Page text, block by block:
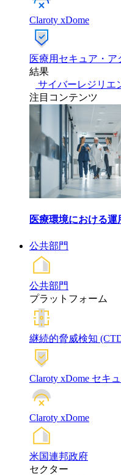
Claroty xDome
医療用セキュア・ア
結果
サイバーレジリエ
注目コンテンツ
医療環境における
公共部門
公共部門
プラットフォーム
継続的脅威検知
Claroty xDome セキ
Claroty xDome
米国連邦政府
セクター